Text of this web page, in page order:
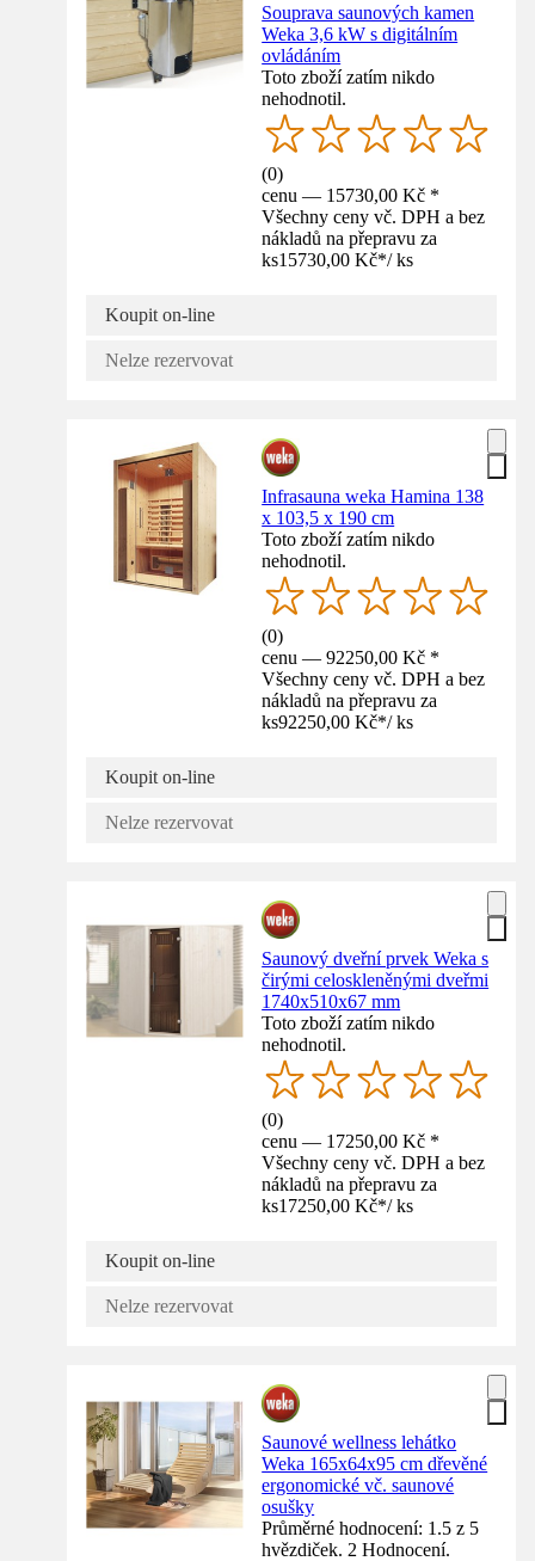
Souprava saunových kamen
Weka 3,6 kW s digitálním
ovládáním
Toto zboží zatím nikdo
nehodnotil.
(0)
cenu — 15730,00 Kč *
Všechny ceny vč. DPH a bez
nákladů na přepravu za
ks15730,00 Kč*/ ks
Koupit on-line
Nelze rezervovat
Infrasauna weka Hamina 138
x 103,5 x 190 cm
Toto zboží zatím nikdo
nehodnotil.
(0)
cenu — 92250,00 Kč *
Všechny ceny vč. DPH a bez
nákladů na přepravu za
ks92250,00 Kč*/ ks
Koupit on-line
Nelze rezervovat
Saunový dveřní prvek Weka s
čirými celoskleněnými dveřmi
1740x510x67 mm
Toto zboží zatím nikdo
nehodnotil.
(0)
cenu — 17250,00 Kč *
Všechny ceny vč. DPH a bez
nákladů na přepravu za
ks17250,00 Kč*/ ks
Koupit on-line
Nelze rezervovat
Saunové wellness lehátko
Weka 165x64x95 cm dřevěné
ergonomické vč. saunové
osušky
Průměrné hodnocení: 1.5 z 5
hvězdiček. 2 Hodnocení.